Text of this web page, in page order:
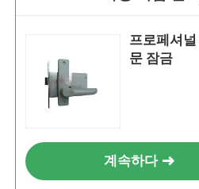
프로페셔
문 잠금
계속하다